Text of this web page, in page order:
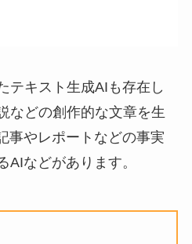
テキスト生成AIも存在し
などの創作的な文章を生
事やレポートなどの事実
AIなどがあります。